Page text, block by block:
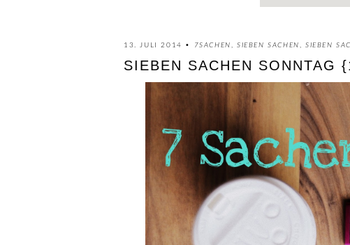
13. JULI 2014 • 7SACHEN ,SIEBEN SACHEN ,SIEBEN
SIEBEN SACHEN SONNTAG